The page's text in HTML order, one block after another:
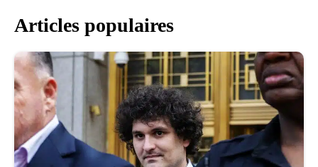
Articles populaires